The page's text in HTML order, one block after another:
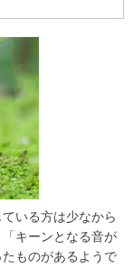
いる方は少なから
キーンとなる音が
ものがあるようで